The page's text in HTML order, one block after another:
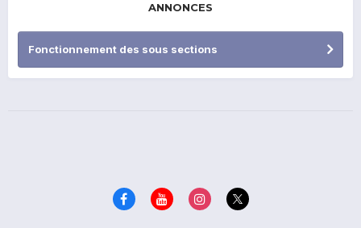
ANNONCES
Fonctionnement des sous sections